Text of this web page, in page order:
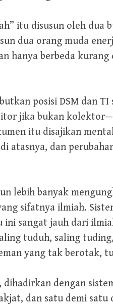
itu disusun oleh dua
dua orang muda
hanya berbeda
posisi DSM dan
jika bukan
itu disajikan
atasnya, dan
lebih banyak
sifatnya ilmiah.
ini sangat jauh dari
tuduh, saling
yang tak berotak,
dihadirkan dengan
dan satu demi